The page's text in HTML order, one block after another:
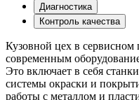
Диагностика
Контроль качества
Кузовной цех в
современным
Это включает в себя
системы окраски и
работы с металлом и